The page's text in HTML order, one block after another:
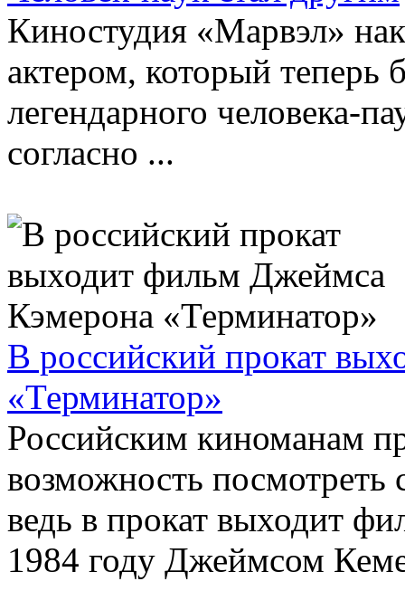
Киностудия «Марвэл»
актером, который теперь
легендарного человека-
согласно ...
В российский прокат
«Терминатор»
Российским киноманам
возможность посмотреть
ведь в прокат выходит
1984 году Джеймсом